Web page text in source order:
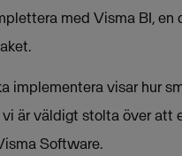
med Visma BI,
implementera visar hur
är väldigt stolta över att
Software.